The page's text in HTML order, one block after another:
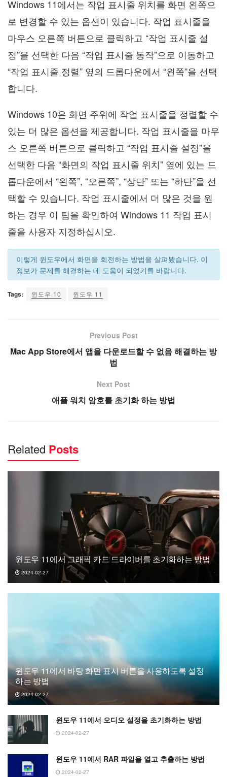
Windows 11에서는 작업 표시줄 위치를 화면 왼쪽으
로 변경할 수 있는 옵션이 있습니다. 작업 표시줄을
마우스 오른쪽 버튼으로 클릭하고 “작업 표시줄 설
정”을 선택한 다음 “작업 표시줄 동작”으로 이동하고
“작업 표시줄 정렬” 옆의 드롭다운에서 “왼쪽”을 선택
합니다.
Windows 10은 화면 주위에 작업 표시줄을 정렬할 수
있는 더 많은 옵션을 제공합니다. 작업 표시줄을 마우
스 오른쪽 버튼으로 클릭하고 “작업 표시줄 설정”을
선택한 다음 “화면의 작업 표시줄 위치” 옆에 있는 드
롭다운에서 “왼쪽”, “오른쪽”, “상단” 또는 “하단”을 선
택할 수 있습니다. 작업 표시줄에서 더 많은 것을 원
하는 경우 이 팁을 확인하여 Windows 11 작업 표시
줄을 사용자 지정하십시오.
이렇게 윈도우에서 화면을 회전하는 방법을 살펴봤습니다. 이
정보가 문제를 해결하는 데 도움이 되었기를 바랍니다.
Tags: 윈도우 10 윈도우 11
Previous Post
Mac App Store에서 앱을 다운로드할 수 없음 해결하는 방
법
Next Post
애플 워치 암호를 초기화 하는 방법
Related Posts
윈도우 11에서 그래픽 카드 드라이버를 초기화하는 방법
2024-02-27
윈도우 11에서 바탕 화면 표시 버튼을 사용하도록 설정
하는 방법
2024-02-27
윈도우 11에서 오디오 설정을 초기화하는 방법
2024-02-27
윈도우 11에서 RAR 파일을 열고 추출하는 방법
2024-02-27